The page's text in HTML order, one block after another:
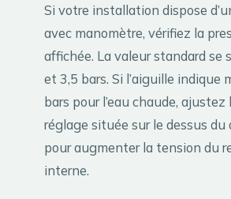
Si votre installation dispose
avec manomètre, vérifiez la
affichée. La valeur standard se
et 3,5 bars. Si l’aiguille indique
bars pour l’eau chaude, ajustez
réglage située sur le dessus
pour augmenter la tension du
interne.